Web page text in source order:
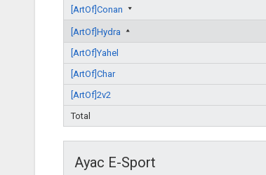
[ArtOf]Conan
[ArtOf]Hydra
[ArtOf]Yahel
[ArtOf]Char
[ArtOf]2v2
Total
Ayac E-Sport